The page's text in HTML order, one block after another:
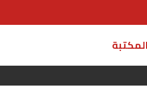
المكتبة